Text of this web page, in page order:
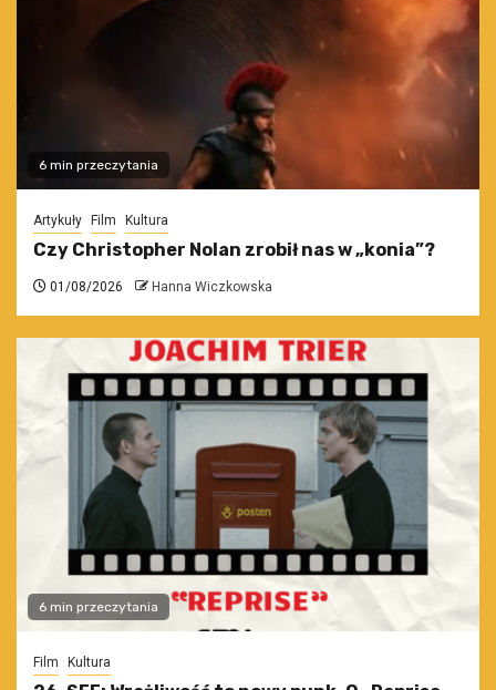
6 min przeczytania
Artykuły Film Kultura
Czy Christopher Nolan zrobił nas w „konia”?
01/08/2026 Hanna Wiczkowska
6 min przeczytania
Film Kultura